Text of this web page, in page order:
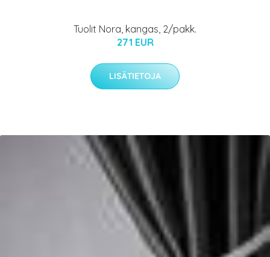
Tuolit Nora, kangas, 2/pakk.
271 EUR
LISÄTIETOJA